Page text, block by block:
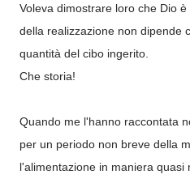
Voleva dimostrare loro che Dio
della realizzazione non dipende
quantità del cibo ingerito.
Che storia!
Quando me l'hanno raccontata
per un periodo non breve della
l'alimentazione in maniera quasi